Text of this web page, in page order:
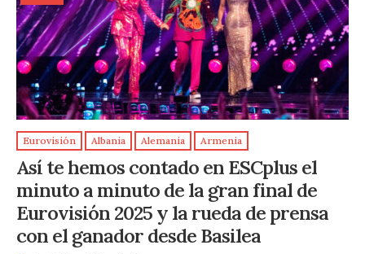
Eurovisión Albania Alemania Armenia
Así te hemos contado en ESCplus el
minuto a minuto de la gran final de
Eurovisión 2025 y la rueda de prensa
con el ganador desde Basilea